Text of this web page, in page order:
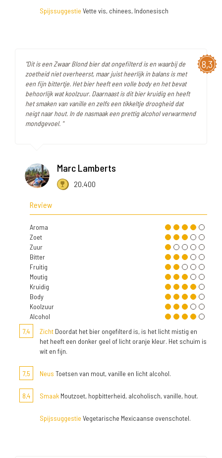
Spijssuggestie Vette vis, chinees, Indonesisch
8,3
"Dit is een Zwaar Blond bier dat ongefilterd is en waarbij de
zoetheid niet overheerst, maar juist heerlijk in balans is met
een fijn bittertje. Het bier heeft een volle body en het bevat
behoorlijk wat koolzuur. Daarnaast is dit bier kruidig en heeft
het smaken van vanille en zelfs een tikkeltje droogheid dat
neigt naar hout. In de nasmaak een prettig alcohol verwarmend
mondgevoel. "
Marc Lamberts
20.400
Review
Aroma
Zoet
Zuur
Bitter
Fruitig
Moutig
Kruidig
Body
Koolzuur
Alcohol
7,4
Zicht Doordat het bier ongefilterd is, is het licht mistig en
het heeft een donker geel of licht oranje kleur. Het schuim is
wit en fijn.
7,5 Neus Toetsen van mout, vanille en licht alcohol.
8,4 Smaak Moutzoet, hopbitterheid, alcoholisch, vanille, hout.
Spijssuggestie Vegetarische Mexicaanse ovenschotel.